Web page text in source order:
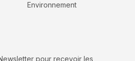
Environnement
pour recevoir les